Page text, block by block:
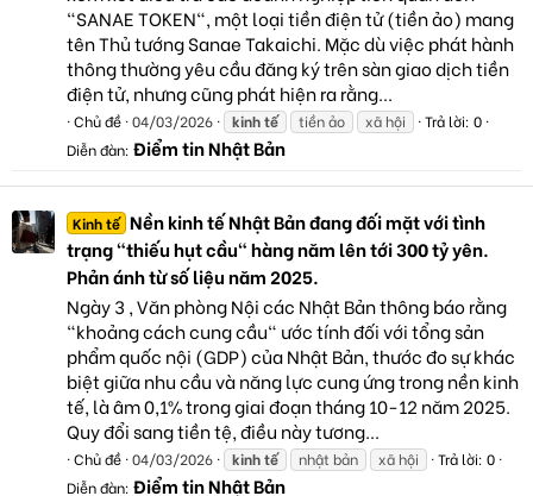
"SANAE TOKEN", một loại tiền điện tử (tiền ảo) mang
tên Thủ tướng Sanae Takaichi. Mặc dù việc phát hành
thông thường yêu cầu đăng ký trên sàn giao dịch tiền
điện tử, nhưng cũng phát hiện ra rằng...
Chủ đề 04/03/2026 kinhtế tiền ảo xã hội
Trả lời: 0
Diễn đàn: Điểm tin Nhật Bản
Kinh tế Nền kinh tế Nhật Bản đang đối mặt với tình
trạng "thiếu hụt cầu" hàng năm lên tới 300 tỷ yên.
Phản ánh từ số liệu năm 2025.
Ngày 3 , Văn phòng Nội các Nhật Bản thông báo rằng
"khoảng cách cung cầu" ước tính đối với tổng sản
phẩm quốc nội (GDP) của Nhật Bản, thước đo sự khác
biệt giữa nhu cầu và năng lực cung ứng trong nền kinh
tế, là âm 0,1% trong giai đoạn tháng 10-12 năm 2025.
Quy đổi sang tiền tệ, điều này tương...
Chủ đề 04/03/2026 kinhtế nhật bản xã hội
Trả lời: 0
Diễn đàn: Điểm tin Nhật Bản